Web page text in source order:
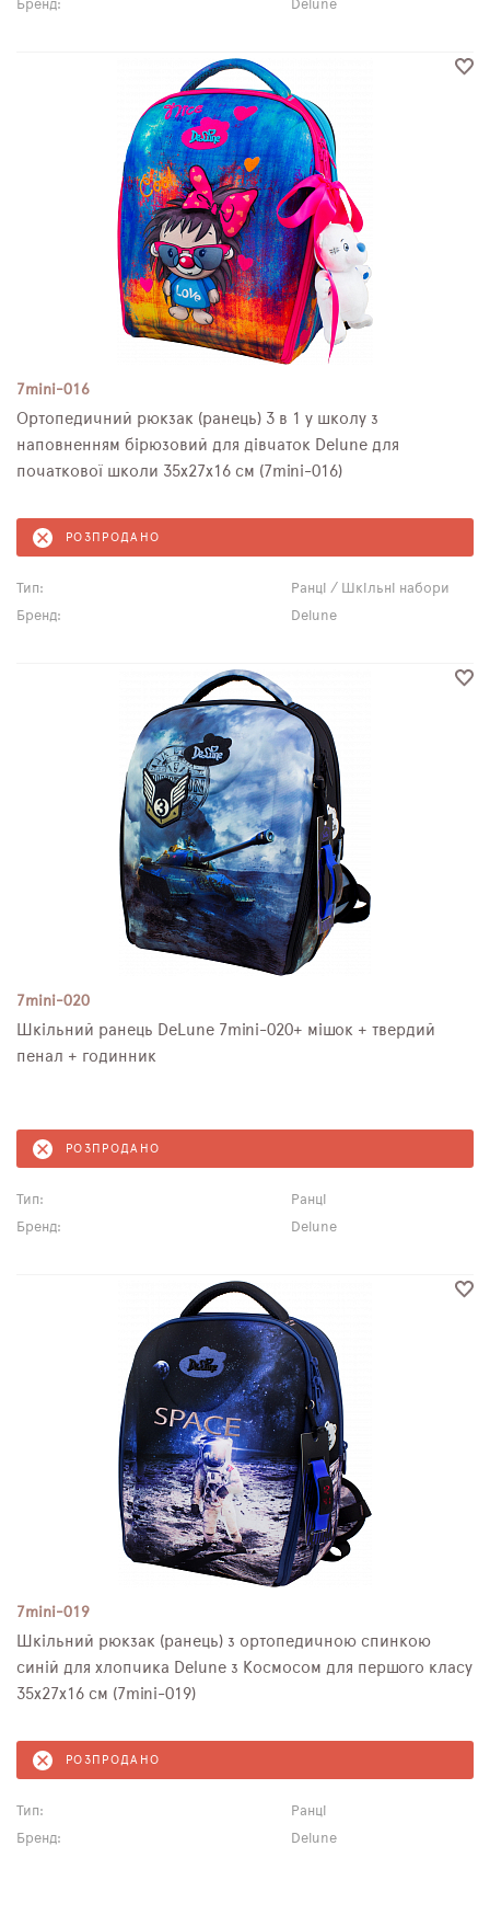
Бренд: Delune
7mini-016
Ортопедичний рюкзак (ранець) 3 в 1 у школу з
наповненням бірюзовий для дівчаток Delune для
початкової школи 35х27х16 см (7mini-016)
РОЗПРОДАНО
Тип:
Ранці / Шкільні набори
Бренд:
Delune
7mini-020
Шкільний ранець DeLune 7mini-020+ мішок + твердий
пенал + годинник
РОЗПРОДАНО
Тип:
Ранці
Бренд:
Delune
7mini-019
Шкільний рюкзак (ранець) з ортопедичною спинкою
синій для хлопчика Delune з Космосом для першого класу
35х27х16 см (7mini-019)
РОЗПРОДАНО
Тип:
Ранці
Бренд:
Delune